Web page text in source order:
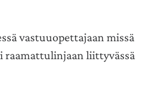
vastuuopettajaan missä
raamattulinjaan liittyvässä